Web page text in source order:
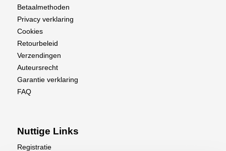
Betaalmethoden
Privacy verklaring
Cookies
Retourbeleid
Verzendingen
Auteursrecht
Garantie verklaring
FAQ
Nuttige Links
Registratie